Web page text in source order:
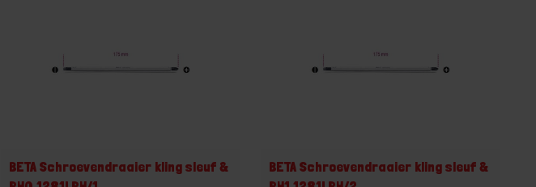
BETA Schroevendraaier kling sleuf &
BETA Schroevendraaier kling sleuf &